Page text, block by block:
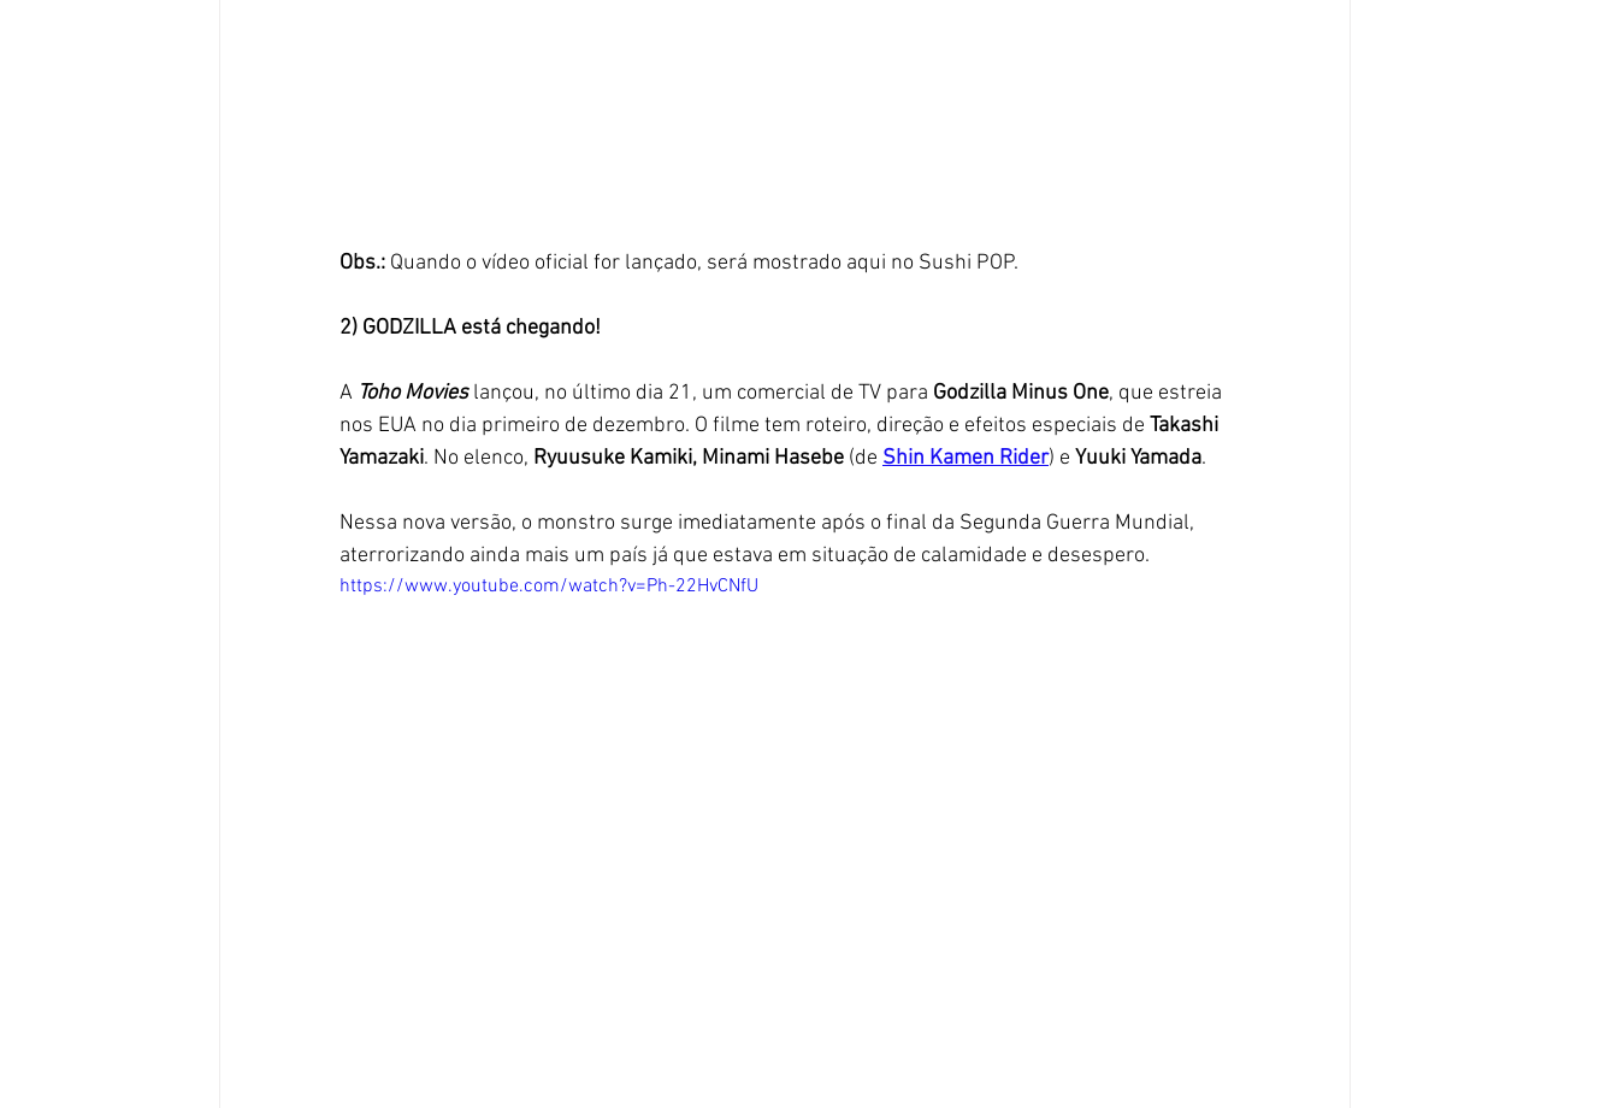
Obs.: Quando o vídeo oficial for lançado, será mostrado aqui no Sushi POP.
2) GODZILLA está chegando!
A Toho Movies lançou, no último dia 21, um comercial de TV para Godzilla Minus One, que estreia
nos EUA no dia primeiro de dezembro. O filme tem roteiro, direção e efeitos especiais de Takashi
Yamazaki. No elenco, Ryuusuke Kamiki, Minami Hasebe (de Shin Kamen Rider) e Yuuki Yamada.
Nessa nova versão, o monstro surge imediatamente após o final da Segunda Guerra Mundial,
aterrorizando ainda mais um país já que estava em situação de calamidade e desespero.
https://www.youtube.com/watch?v=Ph-22HvCNfU